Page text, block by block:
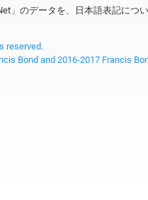
」のデータを、日本語表記につ
reserved.
Bond and 2016-2017 Francis